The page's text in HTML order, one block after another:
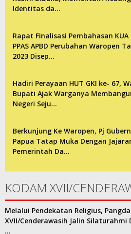
Identitas da…
Rapat Finalisasi Pembahasan KUA
PPAS APBD Perubahan Waropen
2023 Disep…
Hadiri Perayaan HUT GKI ke- 67,
Bupati Ajak Warganya
Negeri Seju…
Berkunjung Ke Waropen, Pj
Papua Tatap Muka Dengan
Pemerintah Da…
KODAM XVII/
Melalui Pendekatan Religius,
XVII/Cenderawasih Jalin Silaturahmi
…